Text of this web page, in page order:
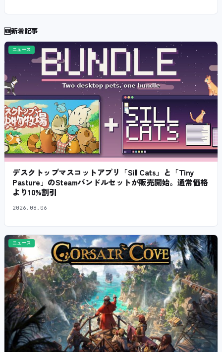
🆕新着記事
ニュース
デスクトップマスコットアプリ「Sill Cats」と「Tiny
Pasture」のSteamバンドルセットが販売開始。通常価格
より10%割引
2026.08.06
ニュース